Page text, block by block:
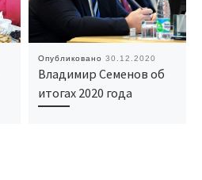
Опубликовано 30.12.2020
Владимир Семенов об
итогах 2020 года